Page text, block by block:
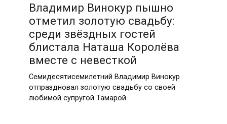
Владимир Винокур пышно
отметил золотую свадьбу:
среди звёздных гостей
блистала Наташа Королёва
вместе с невесткой
Семидесятисемилетний Владимир Винокур
отпраздновал золотую свадьбу со своей
любимой супругой Тамарой.